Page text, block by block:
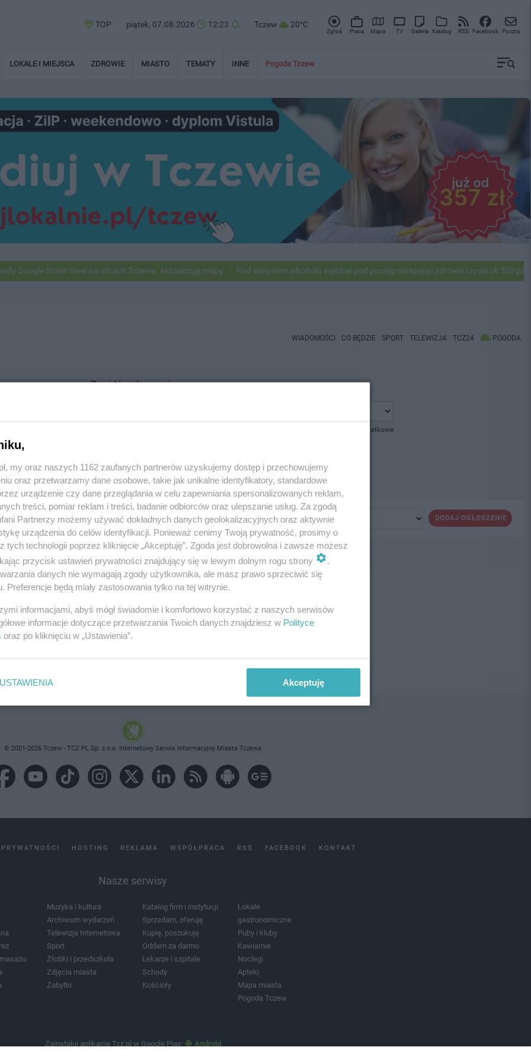
TOP piątek, 07.08.2026 12:23 Tczew 20°C
Zgłoś Praca Mapa TV Galeria Katalog RSS Facebook Poczta
LOKALE I MIEJSCA ZDROWIE MIASTO TEMATY INNE Pogoda Tczew
Google Street View na ulicach Tczewa. Aktualizują mapy Pod wpływem alkoholu wjechał pod pociąg narażając zdrowie i życie ok 500
WIADOMOŚCI CO BĘDZIE SPORT TELEWIZJA TCZ24 POGODA
Znajdź ogłoszenie
pokaż opcje dodatkowe
DODAJ OGŁOSZENIE
ogłoszenie nie istnieje lub nie jest jeszcze aktywne!
© 2001-2026 Tczew - TCZ.PL Sp. z o.o. Internetowy Serwis Informacyjny Miasta Tczewa
HOSTING REKLAMA WSPÓŁPRACA RSS FACEBOOK KONTAKT
Nasze serwisy
Muzyka i kultura
Archiwum wydarzeń
Telewizja Internetowa
Sport
Żłobki i przedszkola
Zdjęcia miasta
Zabytki
Katalog firm i instytucji
Sprzedam, oferuję
Kupię, poszukuję
Oddam za darmo
Lekarze i szpitale
Schody
Kościoły
Lokale
gastronomiczne
Puby i kluby
Kawiarnie
Noclegi
Apteki
Mapa miasta
Pogoda Tczew
Zainstaluj aplikację Tcz.pl w Google Play: Android
my oraz naszych 1162 zaufanych partnerów uzyskujemy dostęp i przechowujemy
oraz przetwarzamy dane osobowe, takie jak unikalne identyfikatory, standardowe
urządzenie czy dane przeglądania w celu zapewniania spersonalizowanych reklam,
treści, pomiar reklam i treści, badanie odbiorców oraz ulepszanie usług. Za zgodą
Partnerzy możemy używać dokładnych danych geolokalizacyjnych oraz aktywnie
urządzenia do celów identyfikacji. Ponieważ cenimy Twoją prywatność, prosimy o
tych technologii poprzez kliknięcie „Akceptuję”. Zgoda jest dobrowolna i zawsze możesz
przycisk ustawień prywatności znajdujący się w lewym dolnym rogu strony
danych nie wymagają zgody użytkownika, ale masz prawo sprzeciwić się
Preferencje będą miały zastosowania tylko na tej witrynie.
informacjami, abyś mógł świadomie i komfortowo korzystać z naszych serwisów
informacje dotyczące przetwarzania Twoich danych znajdziesz w Polityce
oraz po kliknięciu w „Ustawienia”.
USTAWIENIA Akceptuję